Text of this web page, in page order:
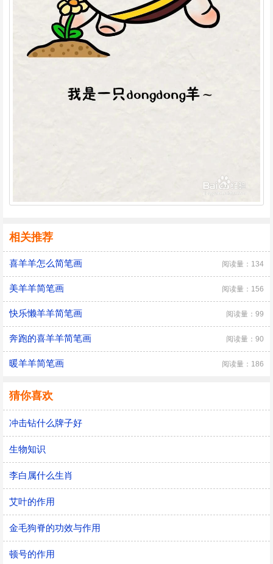
相关推荐
喜羊羊怎么简笔画 阅读量：134
美羊羊简笔画 阅读量：156
快乐懒羊羊简笔画 阅读量：99
奔跑的喜羊羊简笔画 阅读量：90
暖羊羊简笔画 阅读量：186
猜你喜欢
冲击钻什么牌子好
生物知识
李白属什么生肖
艾叶的作用
金毛狗脊的功效与作用
顿号的作用